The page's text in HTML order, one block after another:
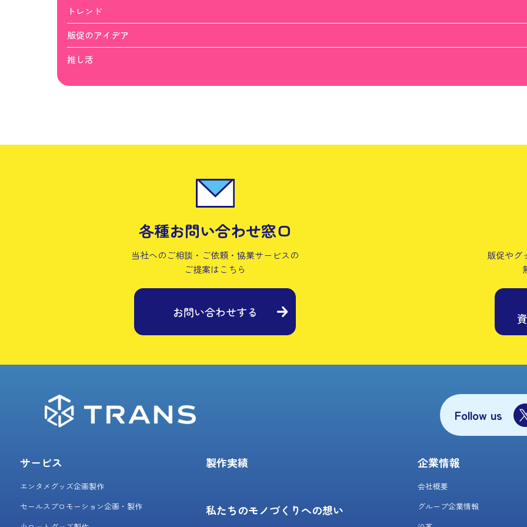
トレンド
販促のアイデア
推し活
各種お問い合わせ窓口
当社へのご相談・ご依頼・協業サービスの
ご提案はこちら
お問い合わせする
販促やグ
Follow us
サービス
エンタメグッズ企画製作
セールスプロモーション企画・製作
製作実績
私たちのモノづくりへの想い
企業情報
会社概要
グループ企業情報